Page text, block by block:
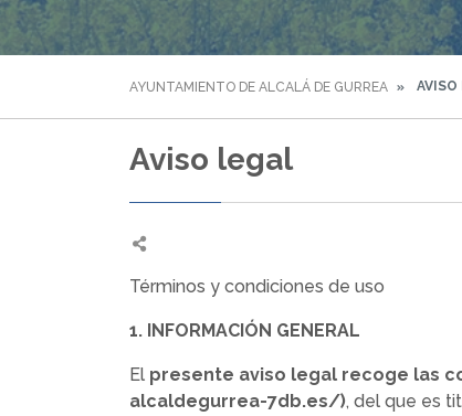
AYUNTAMIENTO DE ALCALÁ DE GURREA AVISO
Aviso legal
Términos y condiciones de uso
1. INFORMACIÓN GENERAL
El presente aviso legal recoge las
alcaldegurrea-7db.es/), del que es